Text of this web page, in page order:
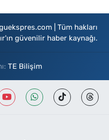
| Tüm hakları
güvenilir haber kaynağı.
TE Bilişim